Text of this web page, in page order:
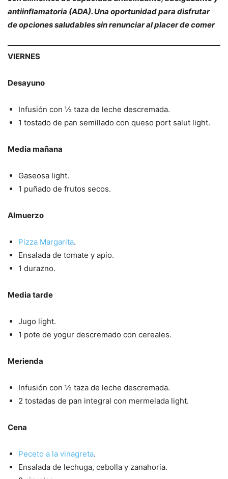
antiinflamatoria (ADA). Una oportunidad para disfrutar
de opciones saludables sin renunciar al placer de comer
VIERNES
Desayuno
Infusión con ½ taza de leche descremada.
1 tostado de pan semillado con queso port salut light.
Media mañana
Gaseosa light.
1 puñado de frutos secos.
Almuerzo
Pizza Margarita.
Ensalada de tomate y apio.
1 durazno.
Media tarde
Jugo light.
1 pote de yogur descremado con cereales.
Merienda
Infusión con ½ taza de leche descremada.
2 tostadas de pan integral con mermelada light.
Cena
Peceto a la vinagreta.
Ensalada de lechuga, cebolla y zanahoria.